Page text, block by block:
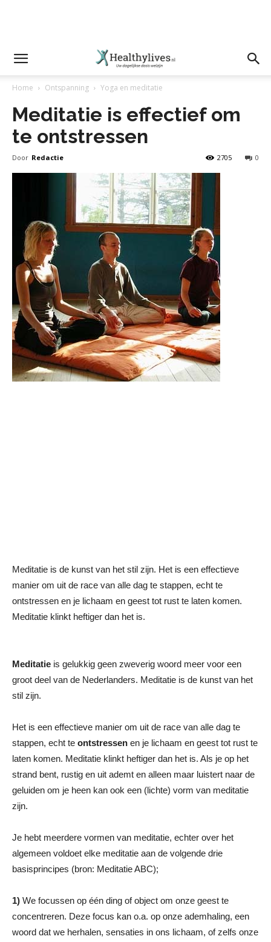
Home Ontspanning Yoga en meditatie
Meditatie is effectief om
te ontstressen
Door Redactie 0
2705
Meditatie is de kunst van het stil zijn. Het is een effectieve
manier om uit de race van alle dag te stappen, echt te
ontstressen en je lichaam en geest tot rust te laten komen.
Meditatie klinkt heftiger dan het is.
Meditatie is gelukkig geen zweverig woord meer voor een
groot deel van de Nederlanders. Meditatie is de kunst van het
stil zijn.
Het is een effectieve manier om uit de race van alle dag te
stappen, echt te ontstressen en je lichaam en geest tot rust te
laten komen. Meditatie klinkt heftiger dan het is. Als je op het
strand bent, rustig en uit ademt en alleen maar luistert naar de
geluiden om je heen kan ook een (lichte) vorm van meditatie
zijn.
Je hebt meerdere vormen van meditatie, echter over het
algemeen voldoet elke meditatie aan de volgende drie
basisprincipes (bron: Meditatie ABC);
1) We focussen op één ding of object om onze geest te
concentreren. Deze focus kan o.a. op onze ademhaling, een
woord dat we herhalen, sensaties in ons lichaam, of zelfs onze